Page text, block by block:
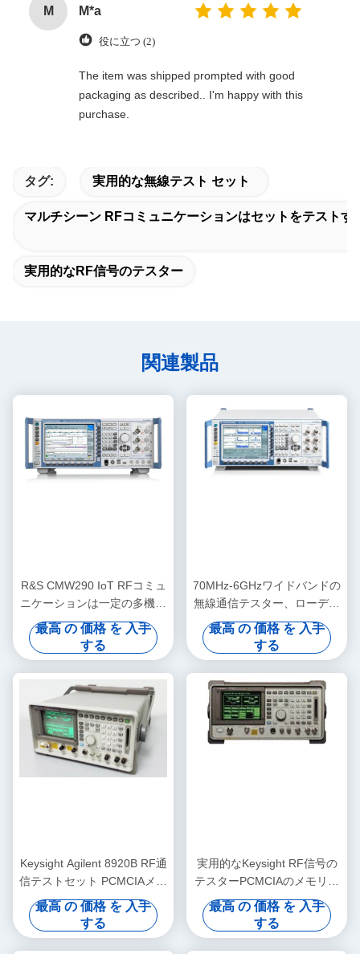
M M*a
役に立つ (2)
The item was shipped prompted with good
packaging as described.. I'm happy with this
purchase.
タグ: 実用的な無線テスト セット
マルチシーン RFコミュニケーションはセットをテストす
実用的なRF信号のテスター
関連製品
R&S CMW290 IoT RFコミュ
ニケーションは一定の多機能
の耐久財をテストする
最高 の 価格 を 入手
する
70MHz-6GHzワイドバンドの
無線通信テスター、ローデ・
シュワルツCMW280
最高 の 価格 を 入手
する
Keysight Agilent 8920B RF通
信テストセット PCMCIAメモ
リーカードと内蔵IBASICコ
ンピュータ付き 250kHzから
1000 MHz
最高 の 価格 を 入手
する
実用的なKeysight RF信号の
テスターPCMCIAのメモリ・
カードAgilent 8920B
最高 の 価格 を 入手
する